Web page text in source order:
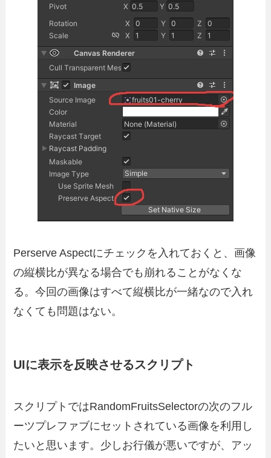
Perserve Aspectにチェックを入れておくと、画像
の縦横比が異なる場合でも崩れることがなくな
る。今回の画像はすべて縦横比が一緒なので入れ
なくても問題はない。
UIに表示を反映させるスクリプト
スクリプトではRandomFruitsSelectorの次のフル
ーツプレファブにセットされている画像を利用し
たいと思います。少しお行儀が悪いですが、アッ